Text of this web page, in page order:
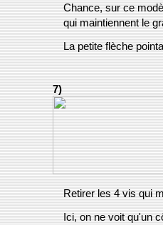
Chance, sur ce
qui maintiennent le
La petite flèche
7)
Retirer les 4 vis qui
Ici, on ne voit qu'un